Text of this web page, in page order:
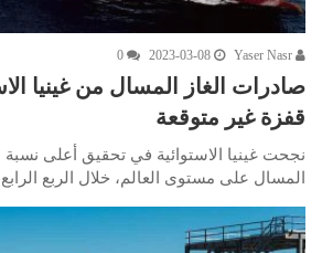
2023-03-08
0
صادرات الغاز المسال من غينيا
قفزة غير متوقعة
نجحت غينيا الاستوائية في تحقيق أعلى نسبة
المسال على مستوى العالم، خلال الربع